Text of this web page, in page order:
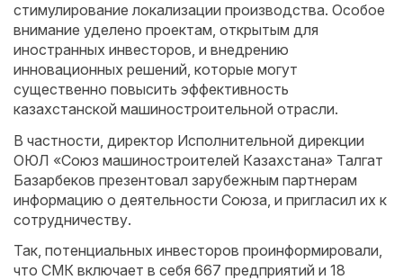
стимулирование локализации производства. Особое
внимание уделено проектам, открытым для
иностранных инвесторов, и внедрению
инновационных решений, которые могут
существенно повысить эффективность
казахстанской машиностроительной отрасли.
В частности, директор Исполнительной дирекции
ОЮЛ «Союз машиностроителей Казахстана» Талгат
Базарбеков презентовал зарубежным партнерам
информацию о деятельности Союза, и пригласил их к
сотрудничеству.
Так, потенциальных инвесторов проинформировали,
что СМК включает в себя 667 предприятий и 18